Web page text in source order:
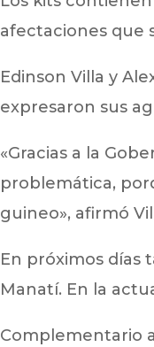
afectaciones que
Edinson Villa y
expresaron sus
«Gracias a la
problemática,
guineo», afirmó
En próximos días
Manatí. En la
Complementario